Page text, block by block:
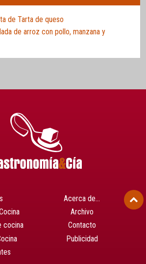
de Tarta de queso
de arroz con pollo, manzana y
cocina
Acerca de…
Archivo
Contacto
Publicidad